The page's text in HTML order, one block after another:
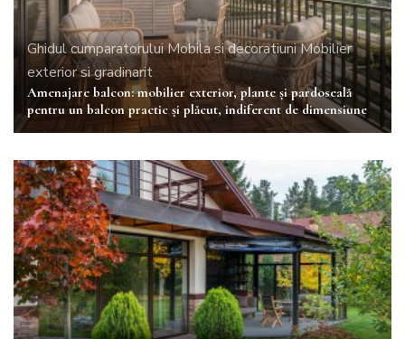
Ghidul cumparatoruluiMobila si decoratiuniMobilier
exterior si gradinarit
Amenajare balcon: mobilier exterior, plante şi pardoseală
pentru un balcon practic şi plăcut, indiferent de dimensiune